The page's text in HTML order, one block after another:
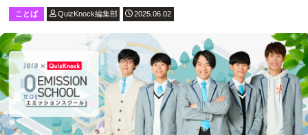
ことば QuizKnock編集部 2025.06.02